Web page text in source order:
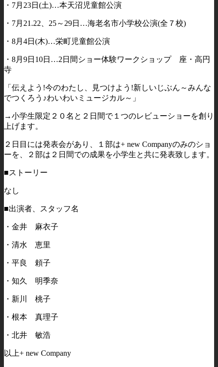
・7月23日(土)…本天沼児童館公演
・7月21.22、25～29日…海老名市小学校公演(全７校)
・8月4日(木)…栄町児童館公演
・8月9日10日…2日間ショー体験ワークショップ 座・高円
寺
「伝えよう!今のわたし、見つけよう!新しいじぶん～みんな
でつくろう♪わいわいミュージカル～」
→小学生限定２０名と２日間で１つのレビューショーを創り
上げます。
２日目には発表会があり、１部は+ new Companyのみのショ
ーを、２部は２日間での成果を小学生と共に発表致します。
■ストーリー
なし
■出演者、スタッフ名
・金井 麻衣子
・清水 恵里
・平良 頼子
・知久 明季奈
・新川 桃子
・根本 真理子
・北井 敏浩
以上+ new Company